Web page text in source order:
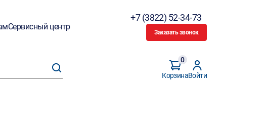
Сервисный центр
+7 (3822) 52-34-73
Заказать звонок
Корзина
0
Войти